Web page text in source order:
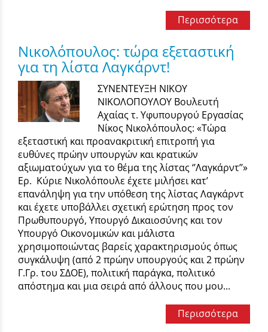
Περισσότερα
Νικολόπουλος: τώρα εξεταστική
για τη λίστα Λαγκάρντ!
ΣΥΝΕΝΤΕΥΞΗ ΝΙΚΟΥ
ΝΙΚΟΛΟΠΟΥΛΟΥ Βουλευτή
Αχαίας τ. Υφυπουργού Εργασίας
Νίκος Νικολόπουλος: «Τώρα
εξεταστική και προανακριτική επιτροπή για
ευθύνες πρώην υπουργών και κρατικών
αξιωματούχων για το θέμα της λίστας ‘’Λαγκάρντ’’»
Eρ. Κύριε Νικολόπουλε έχετε μιλήσει κατ’
επανάληψη για την υπόθεση της λίστας Λαγκάρντ
και έχετε υποβάλλει σχετική ερώτηση προς τον
Πρωθυπουργό, Υπουργό Δικαιοσύνης και τον
Υπουργό Οικονομικών και μάλιστα
χρησιμοποιώντας βαρείς χαρακτηρισμούς όπως
συγκάλυψη (από 2 πρώην υπουργούς και 2 πρώην
Γ.Γρ. του ΣΔΟΕ), πολιτική παράγκα, πολιτικό
απόστημα και μια σειρά από άλλους που μου...
Περισσότερα